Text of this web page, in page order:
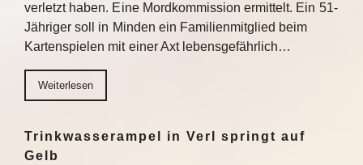
verletzt haben. Eine Mordkommission ermittelt. Ein 51-
Jähriger soll in Minden ein Familienmitglied beim
Kartenspielen mit einer Axt lebensgefährlich…
Weiterlesen
Trinkwasserampel in Verl springt auf
Gelb